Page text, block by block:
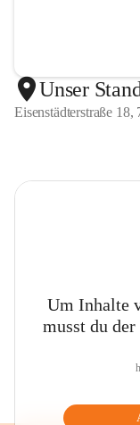
Unser
Eisenstädterstraße
Um Inhalte
musst du